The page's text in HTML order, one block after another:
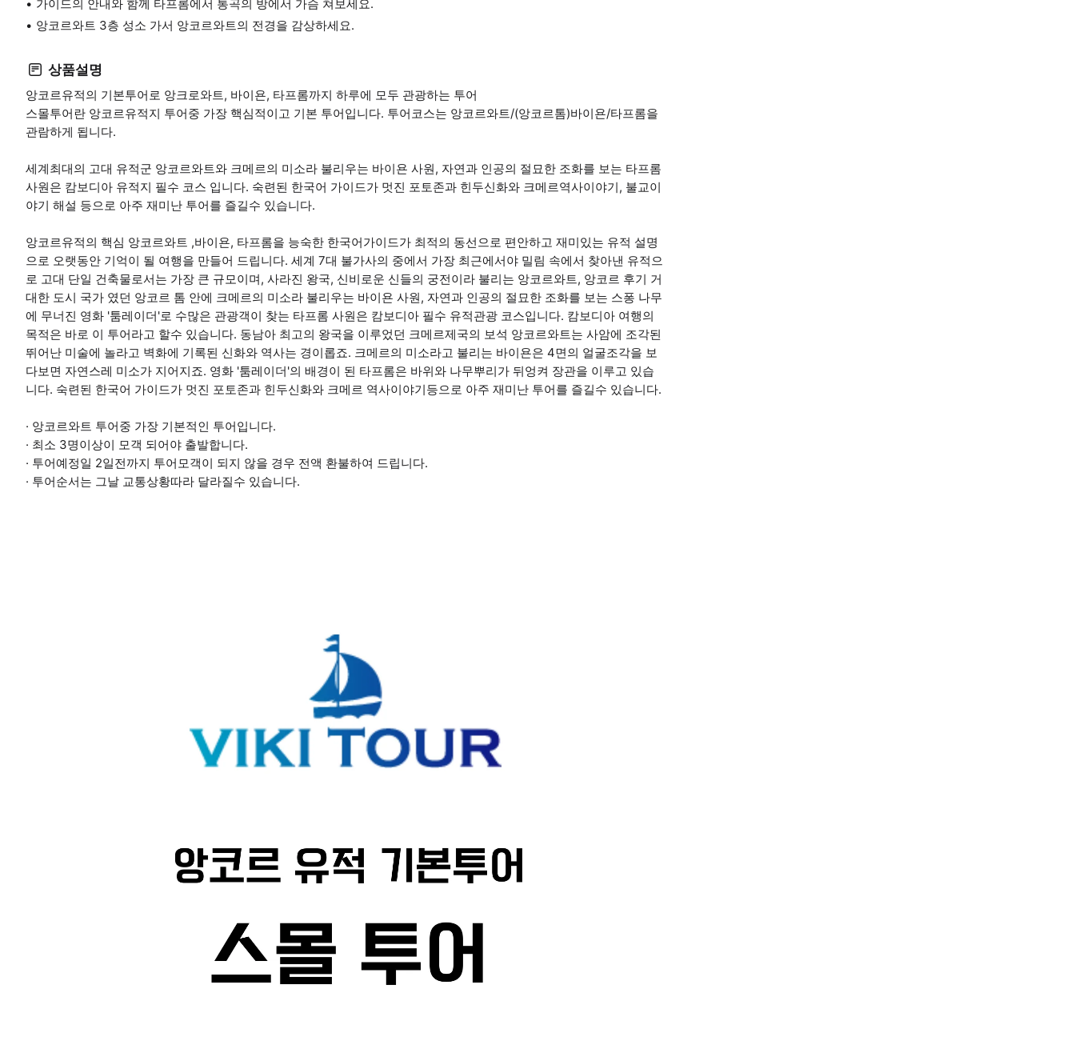
가이드의 안내와 함께 타프롬에서 통곡의 방에서 가슴 쳐보세요.
앙코르와트 3층 성소 가서 앙코르와트의 전경을 감상하세요.
상품설명
앙코르유적의 기본투어로 앙크로와트, 바이욘, 타프롬까지 하루에 모두 관광하는 투어
스몰투어란 앙코르유적지 투어중 가장 핵심적이고 기본 투어입니다. 투어코스는 앙코르와트/(앙코르톰)바이욘/타프롬을
관람하게 됩니다.
세계최대의 고대 유적군 앙코르와트와 크메르의 미소라 불리우는 바이욘 사원, 자연과 인공의 절묘한 조화를 보는 타프롬
사원은 캄보디아 유적지 필수 코스 입니다. 숙련된 한국어 가이드가 멋진 포토존과 힌두신화와 크메르역사이야기, 불교이
야기 해설 등으로 아주 재미난 투어를 즐길수 있습니다.
앙코르유적의 핵심 앙코르와트 ,바이욘, 타프롬을 능숙한 한국어가이드가 최적의 동선으로 편안하고 재미있는 유적 설명
으로 오랫동안 기억이 될 여행을 만들어 드립니다. 세계 7대 불가사의 중에서 가장 최근에서야 밀림 속에서 찾아낸 유적으
로 고대 단일 건축물로서는 가장 큰 규모이며, 사라진 왕국, 신비로운 신들의 궁전이라 불리는 앙코르와트, 앙코르 후기 거
대한 도시 국가 였던 앙코르 톰 안에 크메르의 미소라 불리우는 바이욘 사원, 자연과 인공의 절묘한 조화를 보는 스퐁 나무
에 무너진 영화 '툼레이더'로 수많은 관광객이 찾는 타프롬 사원은 캄보디아 필수 유적관광 코스입니다. 캄보디아 여행의
목적은 바로 이 투어라고 할수 있습니다. 동남아 최고의 왕국을 이루었던 크메르제국의 보석 앙코르와트는 사암에 조각된
뛰어난 미술에 놀라고 벽화에 기록된 신화와 역사는 경이롭죠. 크메르의 미소라고 불리는 바이욘은 4면의 얼굴조각을 보
다보면 자연스레 미소가 지어지죠. 영화 '툼레이더'의 배경이 된 타프롬은 바위와 나무뿌리가 뒤엉켜 장관을 이루고 있습
니다. 숙련된 한국어 가이드가 멋진 포토존과 힌두신화와 크메르 역사이야기등으로 아주 재미난 투어를 즐길수 있습니다.
· 앙코르와트 투어중 가장 기본적인 투어입니다.
· 최소 3명이상이 모객 되어야 출발합니다.
· 투어예정일 2일전까지 투어모객이 되지 않을 경우 전액 환불하여 드립니다.
· 투어순서는 그날 교통상황따라 달라질수 있습니다.